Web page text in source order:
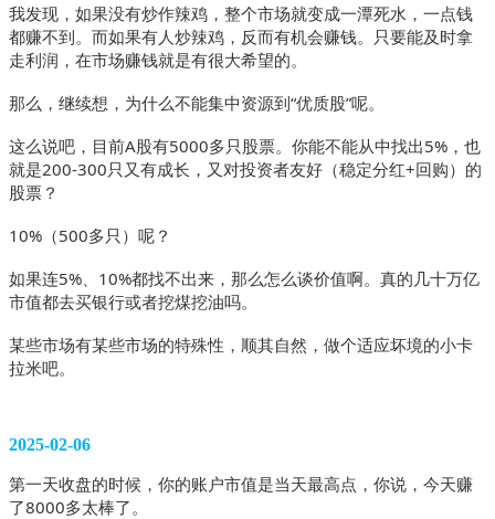
我发现，如果没有炒作辣鸡，整个市场就变成一潭死水，一点钱
都赚不到。而如果有人炒辣鸡，反而有机会赚钱。只要能及时拿
走利润，在市场赚钱就是有很大希望的。
那么，继续想，为什么不能集中资源到“优质股”呢。
这么说吧，目前A股有5000多只股票。你能不能从中找出5%，也
就是200-300只又有成长，又对投资者友好（稳定分红+回购）的
股票？
10%（500多只）呢？
如果连5%、10%都找不出来，那么怎么谈价值啊。真的几十万亿
市值都去买银行或者挖煤挖油吗。
某些市场有某些市场的特殊性，顺其自然，做个适应坏境的小卡
拉米吧。
2025-02-06
第一天收盘的时候，你的账户市值是当天最高点，你说，今天赚
了8000多太棒了。